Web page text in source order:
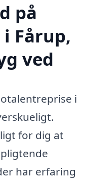
på
Fårup,
ved
i
for dig at
har erfaring